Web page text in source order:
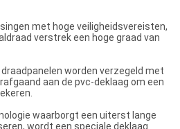
met hoge veiligheidsvereisten,
verstrek een hoge graad van
worden verzegeld met
aan de pvc-deklaag om een
waarborgt een uiterst lange
wordt een speciale deklaag